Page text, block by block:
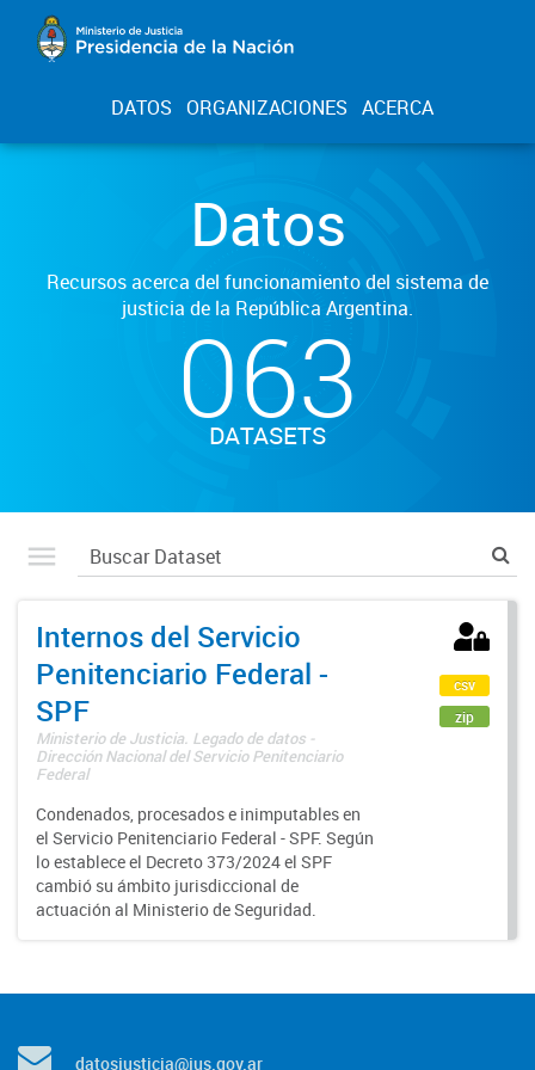
DATOS ORGANIZACIONES ACERCA
Datos
Recursos acerca del funcionamiento del sistema de
justicia de la República Argentina.
063
DATASETS
Internos del Servicio
Penitenciario Federal -
SPF
Ministerio de Justicia. Legado de datos -
Dirección Nacional del Servicio Penitenciario
Federal
Condenados, procesados e inimputables en
el Servicio Penitenciario Federal - SPF. Según
lo establece el Decreto 373/2024 el SPF
cambió su ámbito jurisdiccional de
actuación al Ministerio de Seguridad.
csv
zip
datosjusticia@jus.gov.ar